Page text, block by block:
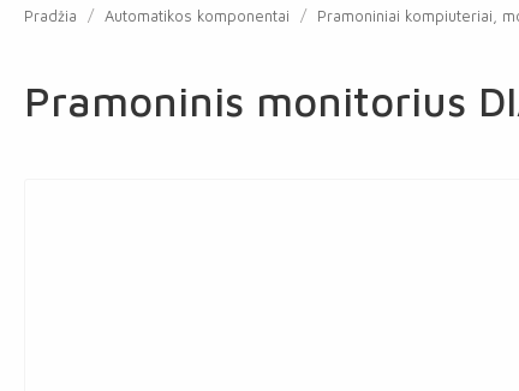
Pradžia Automatikos komponentai Pramoniniai kompiuteriai,
Pramoninis monitorius